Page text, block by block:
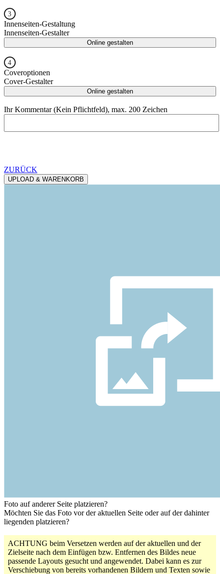
Innenseiten-Gestaltung
Innenseiten-Gestalter
Coveroptionen
Cover-Gestalter
Ihr Kommentar (Kein Pflichtfeld), max. 200 Zeichen
ZURÜCK
Foto auf anderer Seite platzieren?
Möchten Sie das Foto vor der aktuellen Seite oder auf der dahinter
liegenden platzieren?
ACHTUNG beim Versetzen werden auf der aktuellen und der
Zielseite nach dem Einfügen bzw. Entfernen des Bildes neue
passende Layouts gesucht und angewendet. Dabei kann es zur
Verschiebung von bereits vorhandenen Bildern und Texten sowie